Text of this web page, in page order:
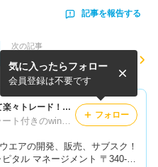
記事を報告する
次の記事
ドル円のロングは一先ず成
功！ユーロ、ポンドの一押し
波乱はロングの仕込み場！生
成AI投資顧問！
生成AI投資顧問を利用して楽々トレード！テクニカル分析やファンダメンタルに限界を感じている方に必見！自己裁量抜きで楽々トレード！
音声ガイダンス売買アラート付きのwinspec自動入力ツールが完成！これで自己裁量一切抜きの完全システムトレード化を実現！
エアの開発、販売、サブスク！
マネージメント 〒340-00
気に入ったらフォロー
会員登録は不要です
フォロー